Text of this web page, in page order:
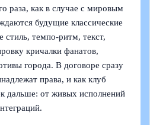
раза, как в случае с мировым
будущие классические
темпо-ритм, текст,
кричалки фанатов,
города. В договоре сразу
права, и как клуб
дальше: от живых исполнений